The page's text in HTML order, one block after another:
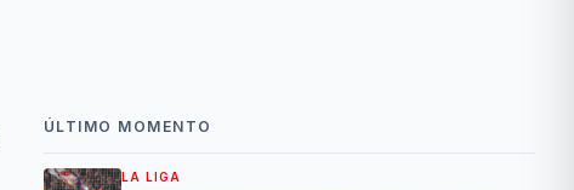
ÚLTIMO MOMENTO
LA LIGA